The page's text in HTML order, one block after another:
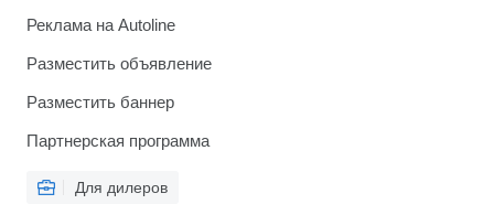
Реклама на Autoline
Разместить объявление
Разместить баннер
Партнерская программа
Для дилеров